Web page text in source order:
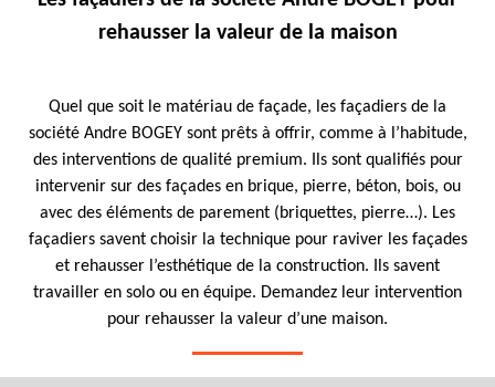
rehausser la valeur de la maison
Quel que soit le matériau de façade, les façadiers de la
société Andre BOGEY sont prêts à offrir, comme à l’habitude,
des interventions de qualité premium. Ils sont qualifiés pour
intervenir sur des façades en brique, pierre, béton, bois, ou
avec des éléments de parement (briquettes, pierre…). Les
façadiers savent choisir la technique pour raviver les façades
et rehausser l’esthétique de la construction. Ils savent
travailler en solo ou en équipe. Demandez leur intervention
pour rehausser la valeur d’une maison.